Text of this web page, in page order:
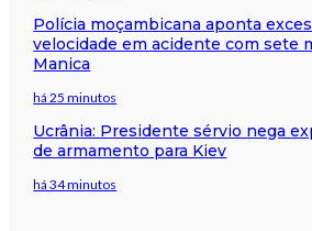
Polícia moçambicana aponta
velocidade em acidente com sete
Manica
há 25 minutos
Ucrânia: Presidente sérvio nega
de armamento para Kiev
há 34 minutos